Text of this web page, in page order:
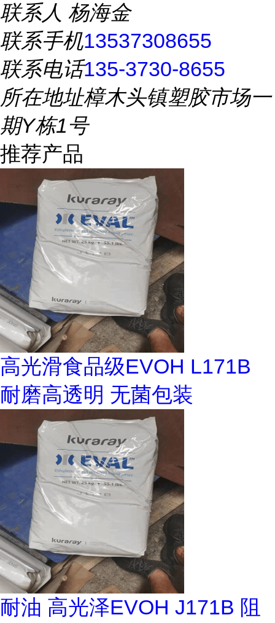
联系人 杨海金
联系手机13537308655
联系电话135-3730-8655
所在地址樟木头镇塑胶市场一
期Y栋1号
推荐产品
高光滑食品级EVOH L171B
耐磨高透明 无菌包装
耐油 高光泽EVOH J171B 阻